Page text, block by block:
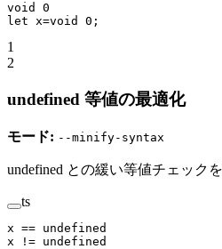
void
0
let x=void 0 ;
1
2
undefined 等値の最適化
モード: --minify-syntax
undefined との緩い等値チェック
ts
x == undefined
x
!= undefined